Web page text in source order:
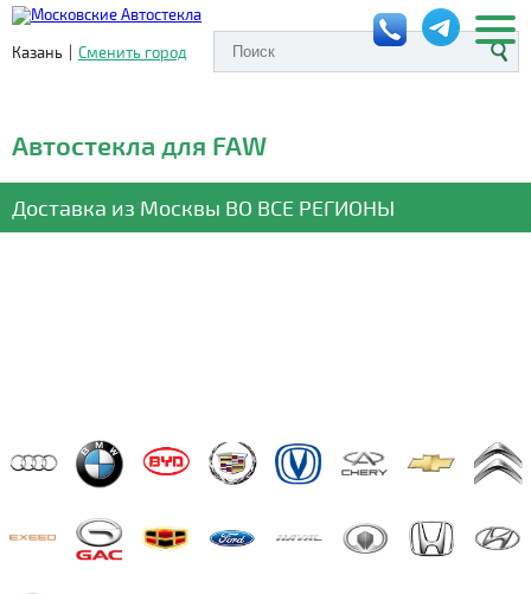
Казань | Сменить город
Автостекла для FAW
Доставка из Москвы ВО ВСЕ РЕГИОНЫ